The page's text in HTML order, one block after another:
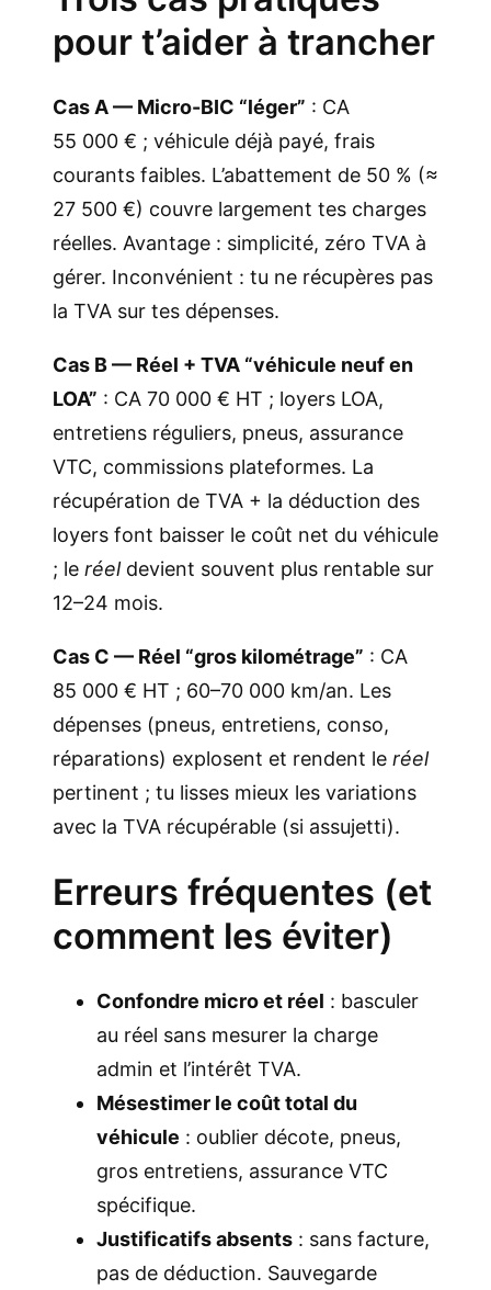
pour t’aider à trancher
Cas A — Micro-BIC “léger” : CA
55 000 € ; véhicule déjà payé, frais
courants faibles. L’abattement de 50 % (≈
27 500 €) couvre largement tes charges
réelles. Avantage : simplicité, zéro TVA à
gérer. Inconvénient : tu ne récupères pas
la TVA sur tes dépenses.
Cas B — Réel + TVA “véhicule neuf en
LOA” : CA 70 000 € HT ; loyers LOA,
entretiens réguliers, pneus, assurance
VTC, commissions plateformes. La
récupération de TVA + la déduction des
loyers font baisser le coût net du véhicule
; le réeldevient souvent plus rentable sur
12–24 mois.
Cas C — Réel “gros kilométrage” : CA
85 000 € HT ; 60–70 000 km/an. Les
dépenses (pneus, entretiens, conso,
réparations) explosent et rendent le réel
pertinent ; tu lisses mieux les variations
avec la TVA récupérable (si assujetti).
Erreurs fréquentes (et
comment les éviter)
Confondre micro et réel : basculer
au réel sans mesurer la charge
admin et l’intérêt TVA.
Mésestimer le coût total du
véhicule : oublier décote, pneus,
gros entretiens, assurance VTC
spécifique.
Justificatifs absents : sans facture,
pas de déduction. Sauvegarde